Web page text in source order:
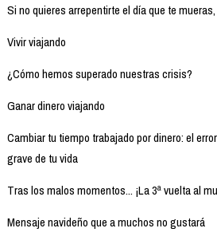
Si no quieres arrepentirte el día que te
Vivir viajando
¿Cómo hemos superado nuestras crisis?
Ganar dinero viajando
Cambiar tu tiempo trabajado por dinero: el
grave de tu vida
Tras los malos momentos... ¡La 3ª vuelta al
Mensaje navideño que a muchos no gustará